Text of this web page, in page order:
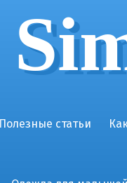
Полезные статьи